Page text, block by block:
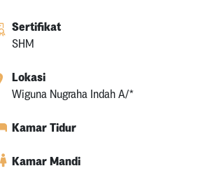
Sertifikat
SHM
Lokasi
Wiguna Nugraha Indah A/*
Kamar Tidur
Kamar Mandi